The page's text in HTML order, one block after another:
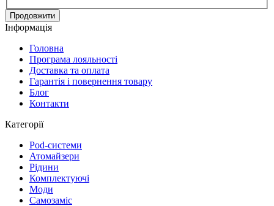
Продовжити
Інформація
Головна
Програма лояльності
Доставка та оплата
Гарантія і повернення товару
Блог
Контакти
Категорії
Pod-системи
Атомайзери
Рідини
Комплектуючі
Моди
Самозаміс